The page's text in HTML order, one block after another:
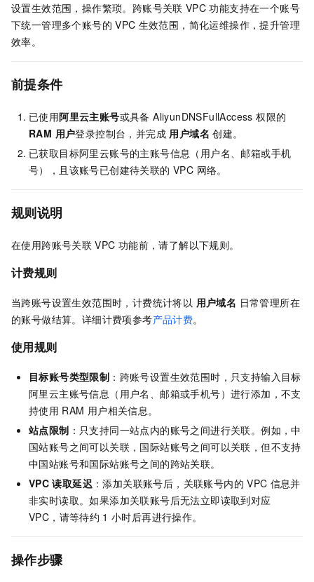
设置生效范围，操作繁琐。跨账号关联 VPC 功能支持在一个账号
下统一管理多个账号的 VPC 生效范围，简化运维操作，提升管理
效率。
前提条件
已使用阿里云主账号或具备 AliyunDNSFullAccess 权限的
RAM 用户登录控制台，并完成 用户域名 创建。
已获取目标阿里云账号的主账号信息（用户名、邮箱或手机
号），且该账号已创建待关联的 VPC 网络。
规则说明
在使用跨账号关联 VPC 功能前，请了解以下规则。
计费规则
当跨账号设置生效范围时，计费统计将以 用户域名 日常管理所在
的账号做结算。详细计费项参考产品计费。
使用规则
目标账号类型限制 ：跨账号设置生效范围时，只支持输入目标
阿里云主账号信息（用户名、邮箱或手机号）进行添加，不支
持使用 RAM 用户相关信息。
站点限制 ：只支持同一站点内的账号之间进行关联。例如，中
国站账号之间可以关联，国际站账号之间可以关联，但不支持
中国站账号和国际站账号之间的跨站关联。
VPC 读取延迟 ：添加关联账号后，关联账号内的 VPC 信息并
非实时读取。如果添加关联账号后无法立即读取到对应
VPC，请等待约 1 小时后再进行操作。
操作步骤